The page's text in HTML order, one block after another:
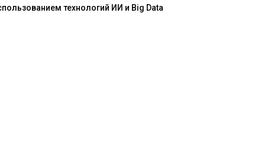
технологий ИИ и Big Data